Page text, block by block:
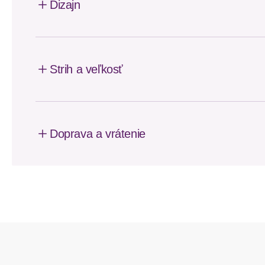
Dizajn
Strih a veľkosť
Doprava a vrátenie